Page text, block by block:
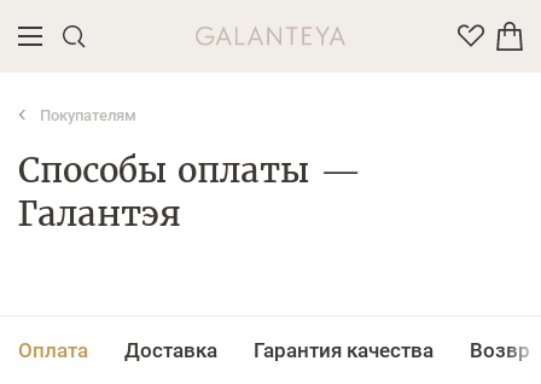
Введите название или артикул товара
Покупателям
Способы оплаты —
Галантэя
Оплата Доставка Гарантия качества